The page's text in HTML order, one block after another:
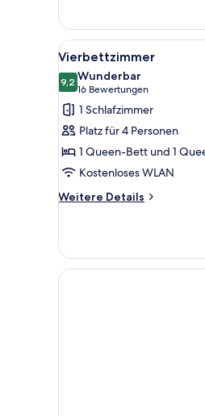
With
Sofa
Bed
Alle
Fotos
für
Vierbettzimmer
anzeigen
4
Vierbettzimmer
9,29,2 von 10
Wunderbar
16 Bewertungen
(16
Bewertungen)
1 Schlafzimmer
Platz für 4 Personen
1 Queen-Bett und 1
Kostenloses WLAN
Weitere Details
Weitere